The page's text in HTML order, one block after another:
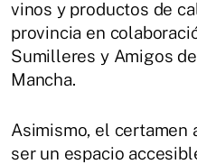
vinos y productos de
provincia en
Sumilleres y Amigos
Mancha.
Asimismo, el certamen
ser un espacio